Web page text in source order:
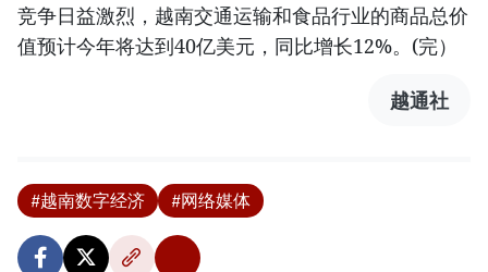
竞争日益激烈，越南交通运输和食品行业的商品总价
值预计今年将达到40亿美元，同比增长12%。(完）
越通社
#越南数字经济 #网络媒体